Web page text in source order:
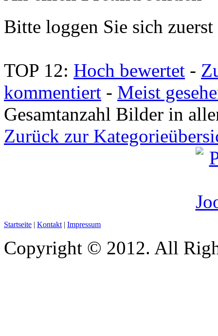
Bitte loggen Sie sich
TOP 12: Hoch bewertet -
kommentiert - Meist
Gesamtanzahl Bilder in
Zurück zur
Startseite | Kontakt | Impressum
Copyright © 2012. All